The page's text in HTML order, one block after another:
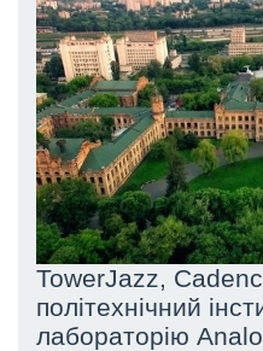
TowerJazz,
політехнічний
лабораторію